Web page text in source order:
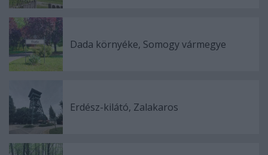
Dada környéke, Somogy vármegye
Erdész-kilátó, Zalakaros